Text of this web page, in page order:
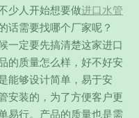
少人开始想要做进口水管
话需要找哪个厂家呢？
一定要先搞清楚这家进口
的质量怎么样，好不好安
能够设计简单，易于安
安装的，为了方便客户更
易行。产品的质量也是需